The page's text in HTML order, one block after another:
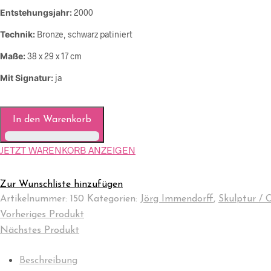
Entstehungsjahr:2000
Technik: Bronze, schwarz patiniert
Maße:38 x 29 x 17 cm
Mit Signatur: ja
In den Warenkorb
JETZT WARENKORB ANZEIGEN
Zur Wunschliste hinzufügen
Artikelnummer:
150 Kategorien: Jörg Immendorff, Skulptur /
Vorheriges Produkt
Nächstes Produkt
Beschreibung